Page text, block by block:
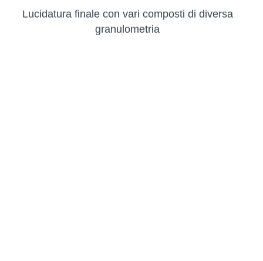
Lucidatura finale con vari composti di diversa
granulometria